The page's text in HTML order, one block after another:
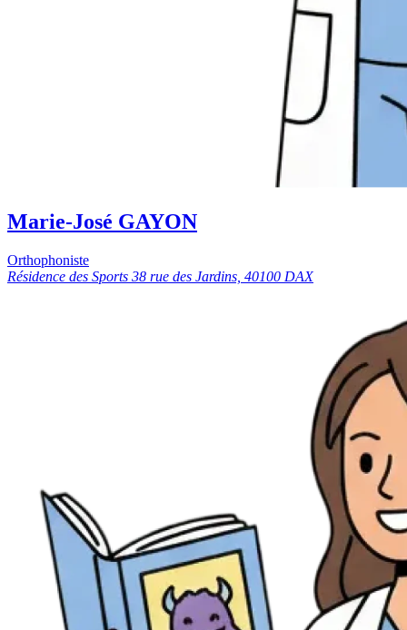
Marie-José GAYON
Orthophoniste
Résidence des Sports 38 rue des Jardins, 40100 DAX